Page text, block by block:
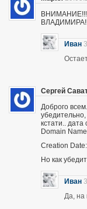
Иван
Сергей
Доброго
кстати..
Domain
Creation
Но как
Иван
Да, на